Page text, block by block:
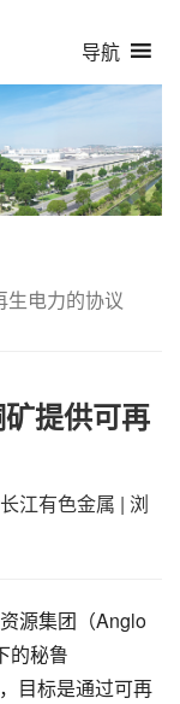
导航
生电力的协议
提供可再
江有色金属 | 浏
源集团（Anglo
的秘鲁
目标是通过可再